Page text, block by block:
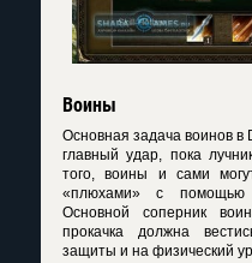
Воины
Основная задача воинов в
главный удар, пока
того, воины и сами
«плюхами» с помощью
Основной соперник
прокачка должна
защиты и на физический